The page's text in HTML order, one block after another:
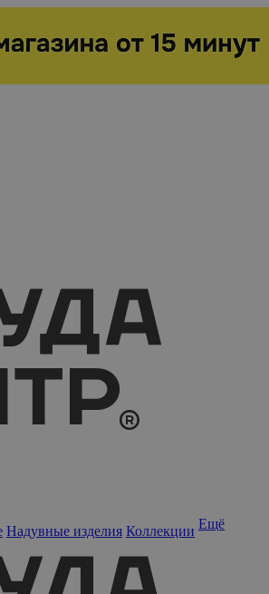
Надувные изделия Коллекции Ещё